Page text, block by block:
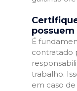
É
contratado
trabalho.
em caso